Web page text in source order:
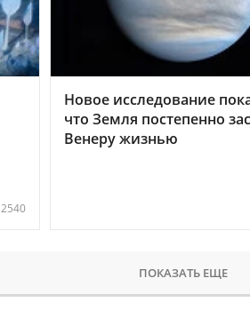
2540
Новое исследование
что Земля постепенно
Венеру жизнью
ПОКАЗАТЬ ЕЩЕ